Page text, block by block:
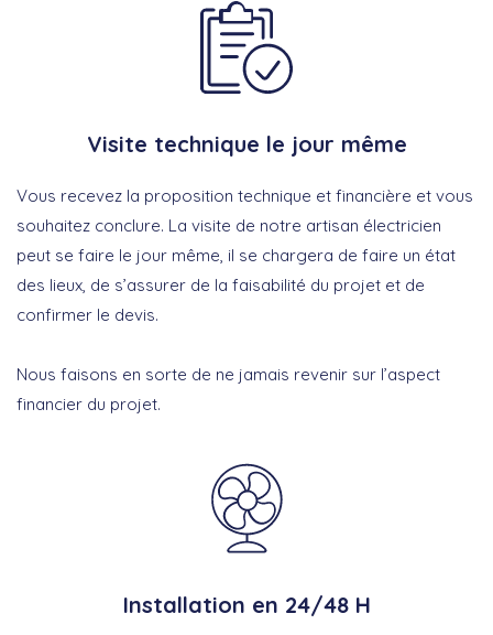
Visite technique le jour même
Vous recevez la proposition technique et financière et vous
souhaitez conclure. La visite de notre artisan électricien
peut se faire le jour même, il se chargera de faire un état
des lieux, de s’assurer de la faisabilité du projet et de
confirmer le devis.
Nous faisons en sorte de ne jamais revenir sur l’aspect
financier du projet.
Installation en 24/48 H